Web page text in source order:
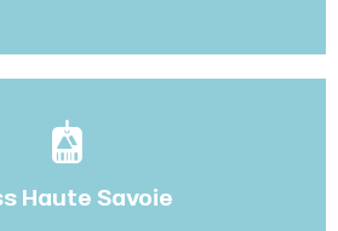
Haute Savoie